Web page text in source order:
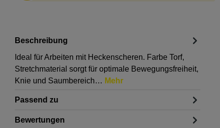
Beschreibung
Ideal für Arbeiten mit Heckenscheren. Farbe Torf,
Stretchmaterial sorgt für optimale Bewegungsfreiheit,
Knie und Saumbereich… Mehr
Passend zu
Bewertungen